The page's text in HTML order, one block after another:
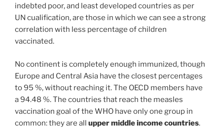
indebted poor, and least developed countries as per
UN cualification, are those in which we can see a strong
correlation with less percentage of children
vaccinated.
No continent is completely enough immunized, though
Europe and Central Asia have the closest percentages
to 95 %, without reaching it. The OECD members have
a 94.48 %. The countries that reach the measles
vaccination goal of the WHO have only one group in
common: they are all upper middle income countries.